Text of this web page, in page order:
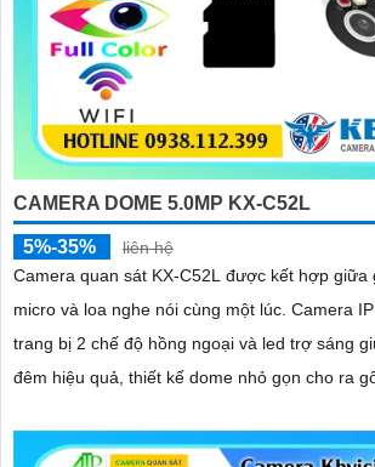
CAMERA DOME 5.0MP KX-C52L
5%-35%
liên hệ
Camera quan sát KX-C52L được kết hợp giữa
micro và loa nghe nói cùng một lúc. Camera IP không dây này
trang bị 2 chế độ hồng ngoại và led trợ sáng
đêm hiệu quả, thiết kế dome nhỏ gọn cho ra